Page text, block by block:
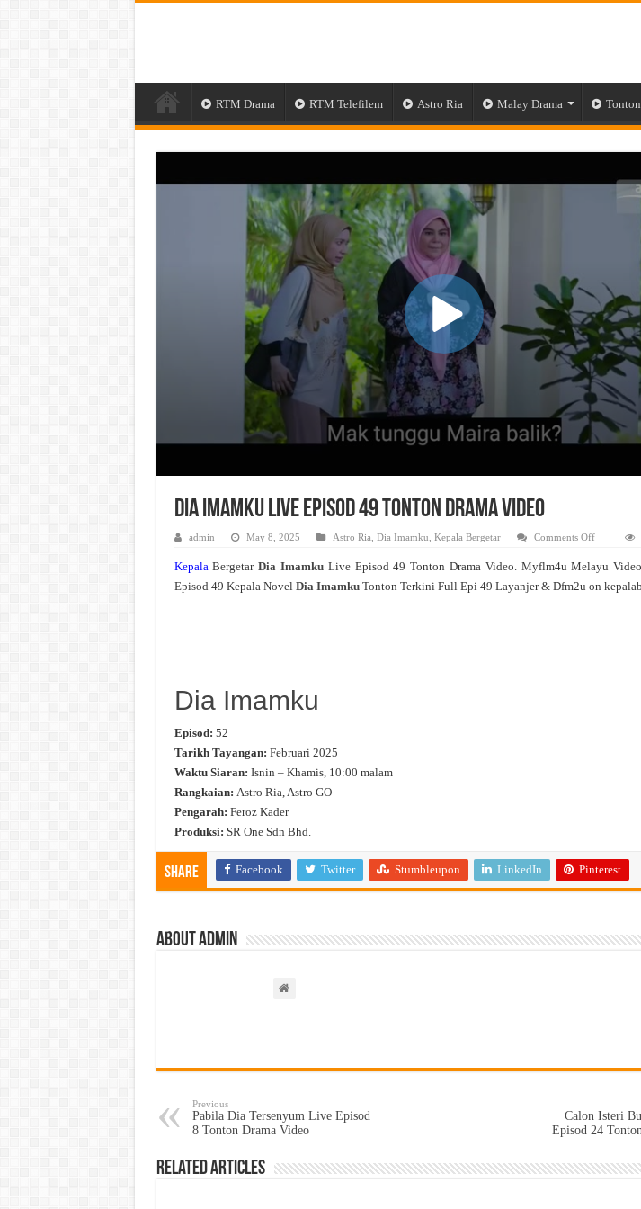
RTM Drama RTM Telefilem Astro Ria Malay Drama
Dia Imamku Live Episod 49 Tonton Drama Video
admin May 8, 2025 Astro Ria Dia Imamku Kepala Bergetar Comments Offon
Live
49
KepalaBergetarDia Imamku Live Episod 49 Tonton Drama Video. Myflm4u Melayu
Episod 49 Kepala NovelDia Imamku Tonton Terkini Full Epi 49 Layanjer & Dfm2u on
Dia Imamku
Episod: 52
Tarikh Tayangan: Februari 2025
Waktu Siaran: Isnin – Khamis, 10:00 malam
Rangkaian: Astro Ria, Astro GO
Pengarah: Feroz Kader
Produksi: SR One Sdn Bhd.
Share Facebook Twitter Stumbleupon LinkedIn Pinterest
About admin
Previous
Pabila Dia Tersenyum Live Episod
8 Tonton Drama Video
Calon Isteri
Episod 24
Related Articles